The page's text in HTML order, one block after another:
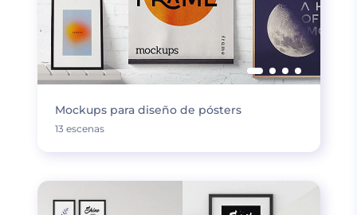
Mockups para diseño de pósters
13 escenas